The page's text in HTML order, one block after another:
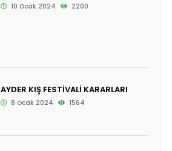
10 Ocak 2024 2200
AYDER KIŞ FESTİVALİ KARARLARI
8 Ocak 2024 1564